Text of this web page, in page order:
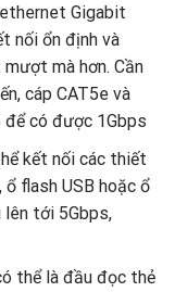
Gigabit
nối ổn định và
mà hơn. Cần
cáp CAT5e và
có được 1Gbps
kết nối các thiết
ổ flash USB hoặc ổ
tới 5Gbps,
thể là đầu đọc thẻ